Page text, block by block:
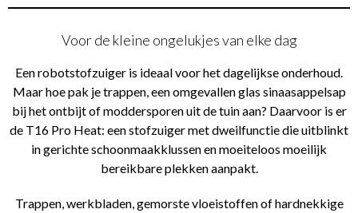
Voor de kleine ongelukjes van elke dag
Een robotstofzuiger is ideaal voor het dagelijkse onderhoud.
Maar hoe pak je trappen, een omgevallen glas sinaasappelsap
bij het ontbijt of moddersporen uit de tuin aan? Daarvoor is er
de T16 Pro Heat: een stofzuiger met dweilfunctie die uitblinkt
in gerichte schoonmaakklussen en moeiteloos moeilijk
bereikbare plekken aanpakt.
Trappen, werkbladen, gemorste vloeistoffen of hardnekkige